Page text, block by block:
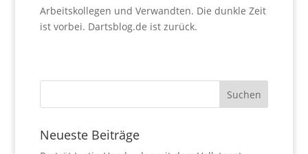
Arbeitskollegen und Verwandten. Die dunkle Zeit
ist vorbei. Dartsblog.de ist zurück.
Neueste Beiträge